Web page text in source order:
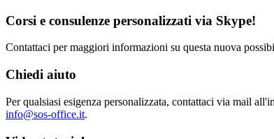
Corsi e consulenze personalizzati via Skype!
Contattaci per maggiori informazioni su questa nuova
Chiedi aiuto
Per qualsiasi esigenza personalizzata, contattaci via mail
info@sos-office.it.